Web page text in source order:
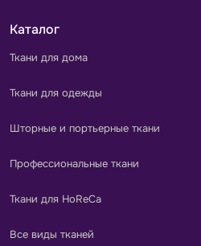
Каталог
Ткани для дома
Ткани для одежды
Шторные и портьерные ткани
Профессиональные ткани
Ткани для HoReCa
Все виды тканей